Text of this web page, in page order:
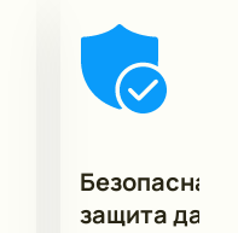
накануне 100-
“Губернатор” без
билеты по приятным
Безопасная
защита